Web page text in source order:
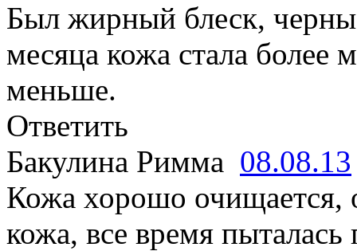
Был жирный блеск,
месяца кожа стала более
меньше.
Ответить
Бакулина Римма 08.08.13
Кожа хорошо очищается,
кожа, все время пыталась